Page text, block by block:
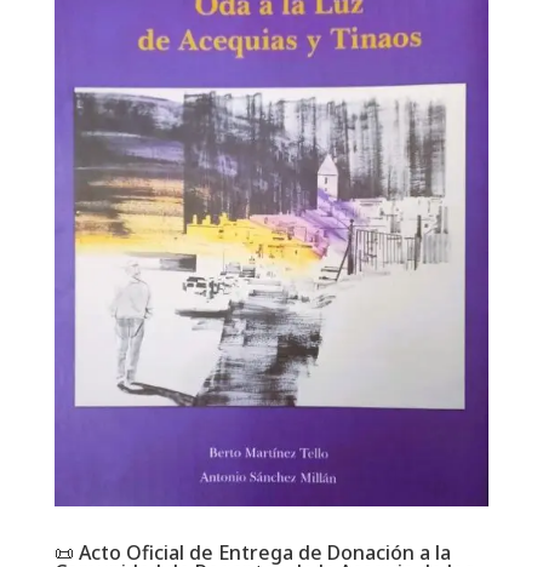
📜 Acto Oficial de Entrega de Donación a la